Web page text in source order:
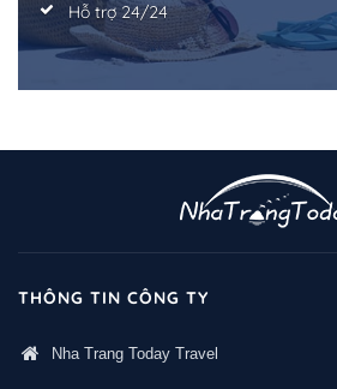
Hỗ trợ 24/24
THÔNG TIN CÔNG TY
Nha Trang Today Travel